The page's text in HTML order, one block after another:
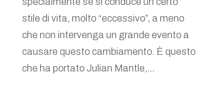
stile di vita, molto “eccessivo”, a meno
che non intervenga un grande evento a
causare questo cambiamento. È questo
che ha portato Julian Mantle,...